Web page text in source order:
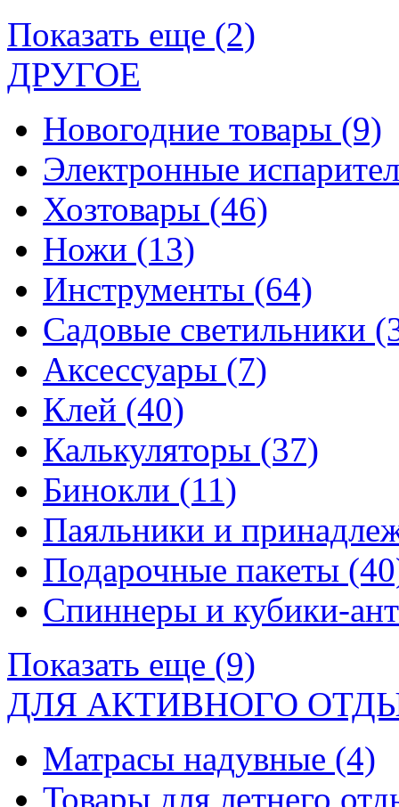
Показать еще (2)
ДРУГОЕ
Новогодние товары (9)
Электронные
Хозтовары (46)
Ножи (13)
Инструменты (64)
Садовые светильники
Аксессуары (7)
Клей (40)
Калькуляторы (37)
Бинокли (11)
Паяльники и
Подарочные пакеты
Спиннеры и кубики-
Показать еще (9)
ДЛЯ АКТИВНОГО
Матрасы надувные (4)
Товары для летнего